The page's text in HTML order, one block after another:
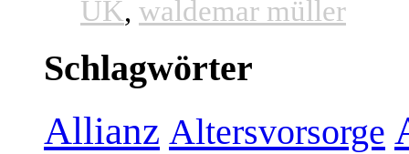
UK, waldemar müller
Schlagwörter
Allianz Altersvorsorge